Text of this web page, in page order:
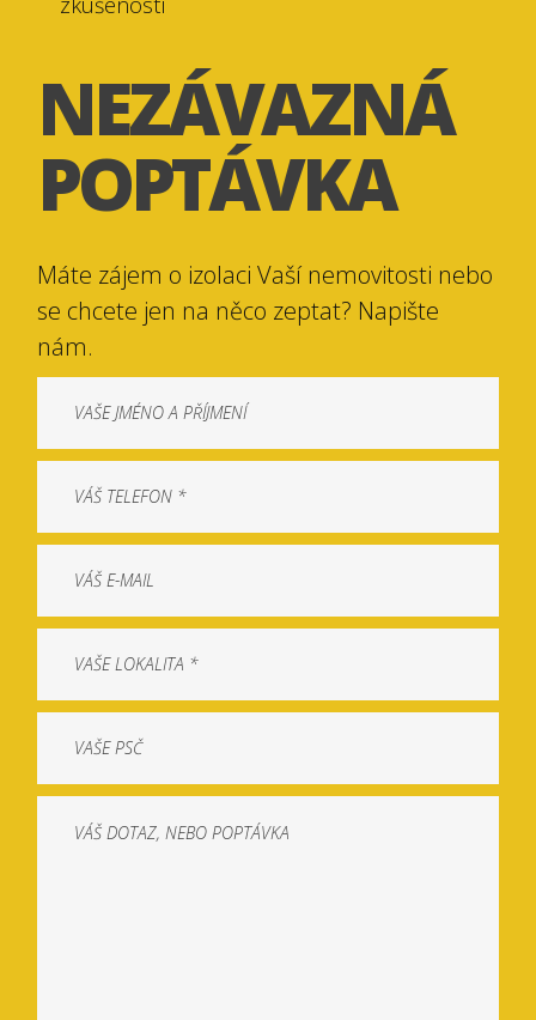
NEZÁVAZNÁ
POPTÁVKA
Máte zájem o izolaci Vaší nemovitosti nebo
se chcete jen na něco zeptat? Napište
nám.